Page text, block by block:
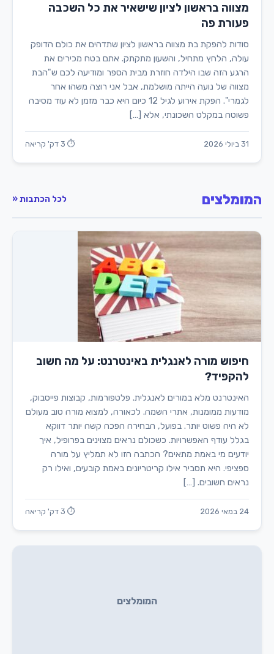
מצווה בראשון לציון שישאיר את כל השכבה
פעורת פה
סודות להפקת בת מצווה בראשון לציון שתדהים את כולם הדופק
עולה, הלחץ מתחיל, והשעון מתקתק. אתם בטח מכירים את
הרגע הזה שבו הילדה חוזרת מבית הספר ומודיעה לכם ש"הבת
מצווה של נועה הייתה מושלמת, אבל אני רוצה משהו אחר
לגמרי". הפקת אירוע לגיל 12 כיום היא כבר מזמן לא עוד מסיבה
פשוטה במקלט השכונתי, אלא […]
31 ביולי 2026 ⏱ 3 דק' קריאה
המומלצים לכל הכתבות «
חיפוש מורה לאנגלית באינטרנט: על מה חשוב
להקפיד?
האינטרנט מלא במורים לאנגלית. פלטפורמות, קבוצות פייסבוק,
מודעות ממומנות, אתרי השמה. לכאורה, למצוא מורה טוב מעולם
לא היה פשוט יותר. בפועל, הבחירה הפכה קשה יותר דווקא
בגלל עודף האפשרויות. כשכולם נראים מצוינים בפרופיל, איך
יודעים מי באמת מתאים? הכתבה הזו לא תמליץ על מורה
ספציפי. היא תסביר אילו קריטריונים באמת קובעים, ואילו רק
נראים חשובים. […]
24 במאי 2026 ⏱ 3 דק' קריאה
המומלצים